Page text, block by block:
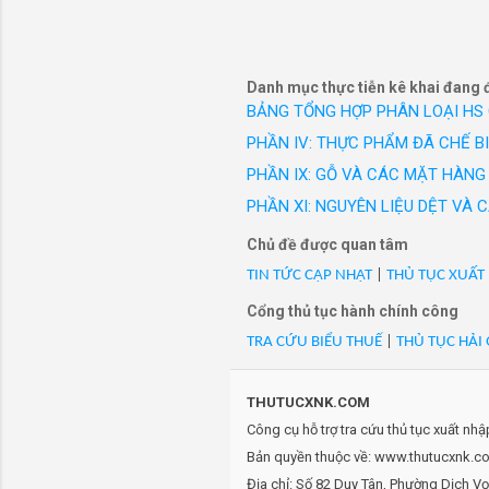
dùng để đóng gói sản
- Mã HS 44111400:
dùng để đóng gói sản
- Mã HS 44111400:
dùng để đóng gói sản
- Mã HS 44111400:
dùng để đóng gói sản
- Mã HS 44111400:
- Mã HS 44111400:
dùng để đóng gói linh
- Mã HS 44111400:
(1130x950x10)mm),
- Mã HS 44111400:
- Mã HS 44111400:
- Mã HS 44111400:
Danh mục thực tiễn kê khai đang
BẢNG TỔNG HỢP PHÂN LOẠI HS
PHẦN IV: THỰC PHẨM ĐÃ CHẾ
PHẦN IX: GỖ VÀ CÁC MẶT
PHẦN XI: NGUYÊN LIỆU DỆT VÀ
Chủ đề được quan tâm
TIN TỨC CẬP NHẬT| THỦ TỤC
Cổng thủ tục hành chính công
TRA CỨU BIỂU THUẾ THỦ TỤC HẢI
THUTUCXNK.COM
Công cụ hỗ trợ tra cứu thủ tục xuất
Bản quyền thuộc về:
Địa chỉ: Số 82 Duy Tân, Phường Dịch